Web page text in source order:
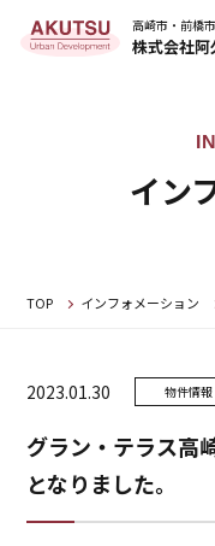
高崎市・前橋
株式会社
イン
TOP インフォメーション
2023.01.30 物件情報
グラン・テラス高
となりました。